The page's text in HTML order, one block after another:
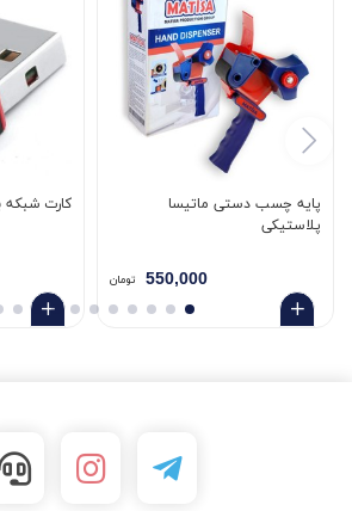
پایه چسب دستی ماتیسا
پلاستیکی
550,000 تومان
کارت شبکه